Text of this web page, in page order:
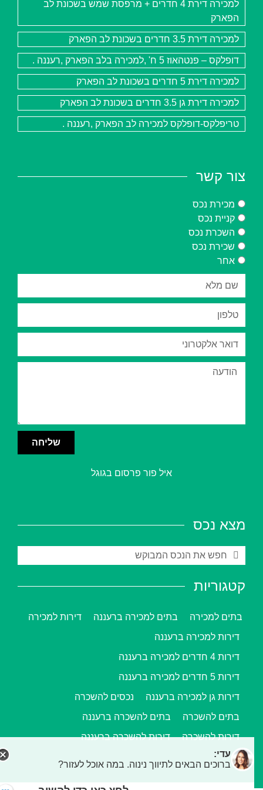
פנטהאוס ברמה גבוהה מאוד. שלוש
קרא עוד ←
למכירה דירת 4 חדרים + מרפסת שמש בשכונת לב
הפארק
למכירה דירת 3.5 חדרים בשכונת לב הפארק
דופלקס – פנטהאוז 5 ח' ,למכירה בלב הפארק ,רעננה .
למכירה דירת 5 חדרים בשכונת לב הפארק
למכירה דירת גן 3.5 חדרים בשכונת לב הפארק
טריפלקס-דופלקס למכירה לב הפארק ,רעננה .
צור קשר
מכירת נכס
קניית נכס
השכרת נכס
שכירת נכס
אחר
שליחה
איל פור פרסום בגוגל
מצא נכס
קטגוריות
בתים למכירה בתים למכירה ברעננה
דירות למכירה
דירות למכירה ברעננה
דירות 4 חדרים למכירה ברעננה
דירות 5 חדרים למכירה ברעננה
דירות גן למכירה ברעננה
נכסים להשכרה
בתים להשכרה
בתים להשכרה ברעננה
דירות להשכרה
דירות להשכרה ברעננה
עדי:
ברוכים הבאים לתיווך נינוה. במה אוכל לעזור?